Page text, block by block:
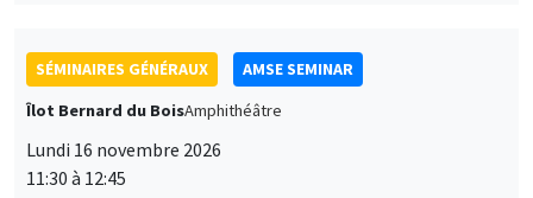
SÉMINAIRES GÉNÉRAUX
AMSE SEMINAR
Îlot Bernard du Bois
Amphithéâtre
Lundi 16 novembre 2026
11:30 à 12:45